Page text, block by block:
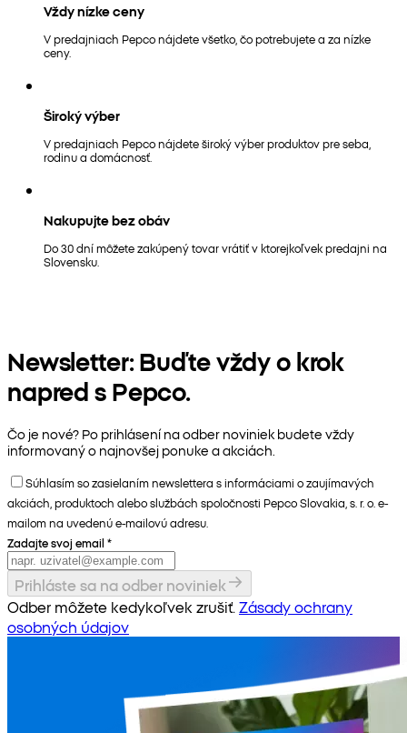
Vždy nízke ceny
V predajniach Pepco nájdete všetko, čo potrebujete a za nízke
ceny.
Široký výber
V predajniach Pepco nájdete široký výber produktov pre seba,
rodinu a domácnosť.
Nakupujte bez obáv
Do 30 dní môžete zakúpený tovar vrátiť v ktorejkoľvek predajni na
Slovensku.
Newsletter: Buďte vždy o krok
napred s Pepco.
Čo je nové? Po prihlásení na odber noviniek budete vždy
informovaný o najnovšej ponuke a akciách.
Súhlasím so zasielaním newslettera s informáciami o zaujímavých
akciách, produktoch alebo službách spoločnosti Pepco Slovakia, s. r. o. e-
mailom na uvedenú e-mailovú adresu.
Zadajte svoj email *
Prihláste sa na odber noviniek
Odber môžete kedykoľvek zrušiť. Zásady ochrany
osobných údajov